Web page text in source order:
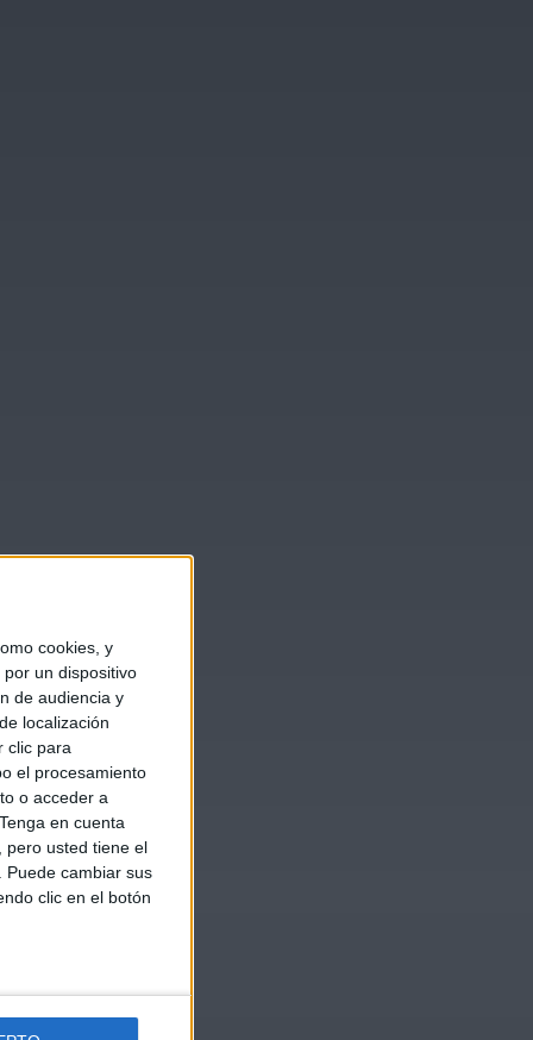
cookies, y
un dispositivo
de audiencia y
localización
clic para
el procesamiento
o acceder a
Tenga en cuenta
pero usted tiene el
Puede cambiar sus
clic en el botón